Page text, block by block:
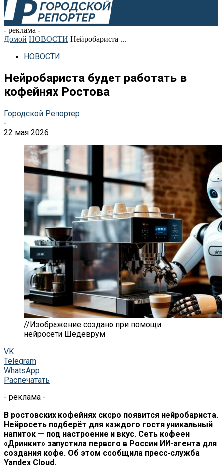
- реклама -
Домой НОВОСТИ Нейробариста ...
НОВОСТИ
Нейробариста будет работать в
кофейнях Ростова
Городской Репортер
-
22 мая 2026
//Изображение создано при помощи
нейросети Шедеврум
VK
Telegram
WhatsApp
Распечатать
- реклама -
В ростовских кофейнях скоро появится нейробариста.
Нейросеть подберёт для каждого гостя уникальный
напиток — под настроение и вкус. Сеть кофеен
«Дринкит» запустила первого в России ИИ-агента для
создания кофе. Об этом сообщила пресс-служба
Yandex Cloud.